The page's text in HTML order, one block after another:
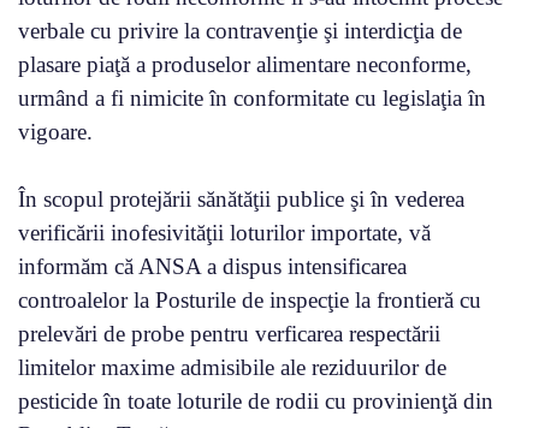
verbale cu privire la contravenţie şi interdicţia de
plasare piaţă a produselor alimentare neconforme,
urmând a fi nimicite în conformitate cu legislaţia în
vigoare.
În scopul protejării sănătăţii publice şi în vederea
verificării inofesivităţii loturilor importate, vă
informăm că ANSA a dispus intensificarea
controalelor la Posturile de inspecţie la frontieră cu
prelevări de probe pentru verficarea respectării
limitelor maxime admisibile ale reziduurilor de
pesticide în toate loturile de rodii cu provinienţă din